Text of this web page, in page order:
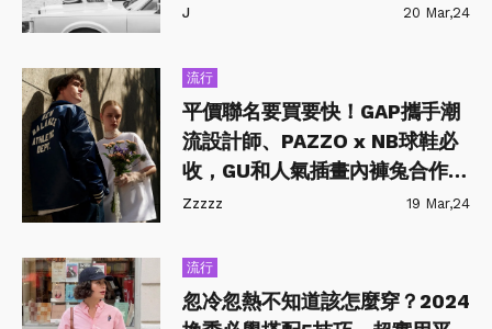
J 20 Mar,24
流行
平價聯名要買要快！GAP攜手潮
流設計師、PAZZO x NB球鞋必
收，GU和人氣插畫內褲兔合作超
萌
Zzzzz 19 Mar,24
流行
忽冷忽熱不知道該怎麼穿？2024